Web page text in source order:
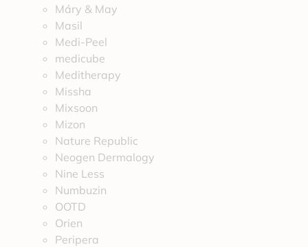
Máry & May
Masil
Medi-Peel
medicube
Meditherapy
Missha
Mixsoon
Mizon
Nature Republic
Neogen Dermalogy
Nine Less
Numbuzin
OOTD
Orien
Peripera